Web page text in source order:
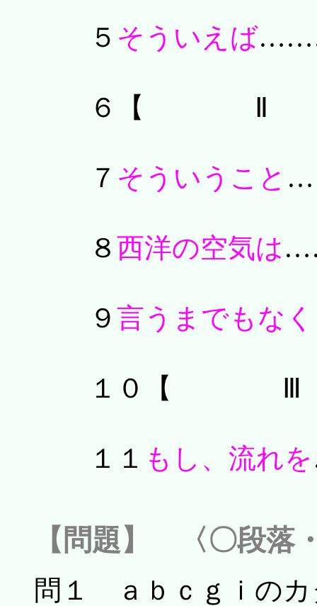
５ そういえば
６【 Ⅱ
７ そういうこと
８ 西洋の空気は
９ 言うまでもなく
１０【
１１ もし、流れを
【問題】 〈〇段落
問１ ａｂｃｇｉのカ